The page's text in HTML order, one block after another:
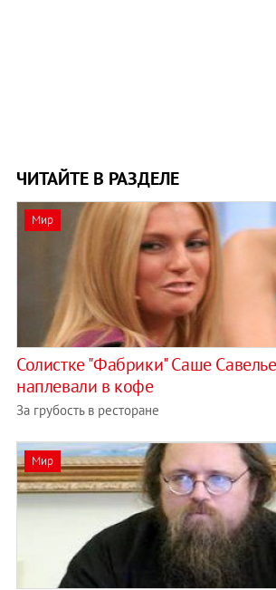
ЧИТАЙТЕ В РАЗДЕЛЕ
Мир
Солистке "Фабрики" Саше
наплевали в кофе
За грубость в ресторане
Мир